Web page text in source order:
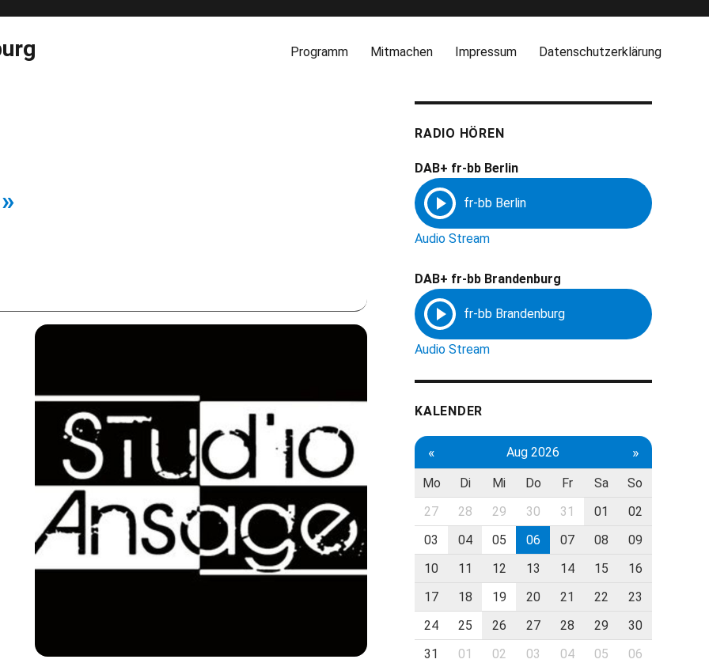
Programm Mitmachen Impressum Datenschutzerklärung
»
RADIO HÖREN
DAB+ fr-bb Berlin
Audio Stream
DAB+ fr-bb Brandenburg
Audio Stream
KALENDER
« Aug 2026 »
Mo Di Mi Do Fr Sa
So
27
28 29 30 31 01
02
03
04 05 06 07 08
09
10
11 12 13 14 15
16
17
18 19 20 21 22
23
24
25 26 27 28 29
30
31
01 02 03 04 05 06